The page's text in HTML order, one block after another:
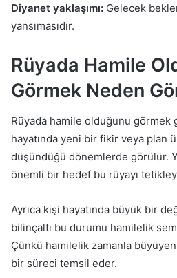
Diyanet yaklaşımı: Gelecek
yansımasıdır.
Rüyada Hamile
Görmek Neden
Rüyada hamile olduğunu görmek
hayatında yeni bir fikir veya plan
düşündüğü dönemlerde görülür.
önemli bir hedef bu rüyayı
Ayrıca kişi hayatında büyük bir
bilinçaltı bu durumu hamilelik
Çünkü hamilelik zamanla
bir süreci temsil eder.